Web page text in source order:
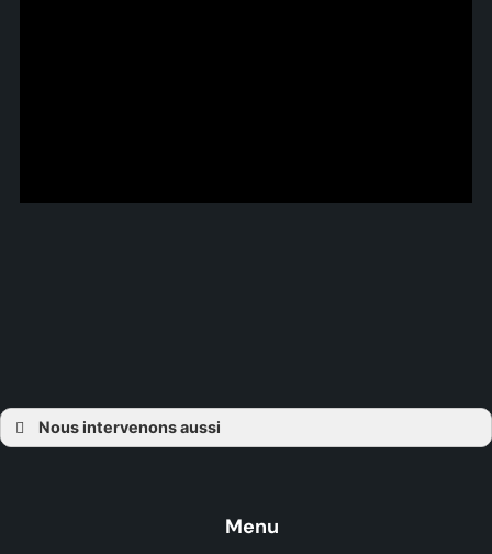
Nous intervenons aussi
Menu